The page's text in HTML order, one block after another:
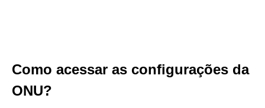
Como acessar as configurações da
ONU?